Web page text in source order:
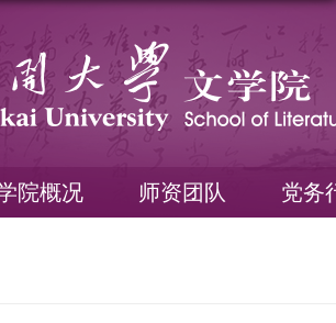
院概况 师资团队 党务